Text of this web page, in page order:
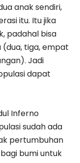
anak sendiri,
itu. Itu jika
padahal bisa
tiga, empat
Jadi
dapat
Inferno
sudah ada
pertumbuhan
bumi untuk